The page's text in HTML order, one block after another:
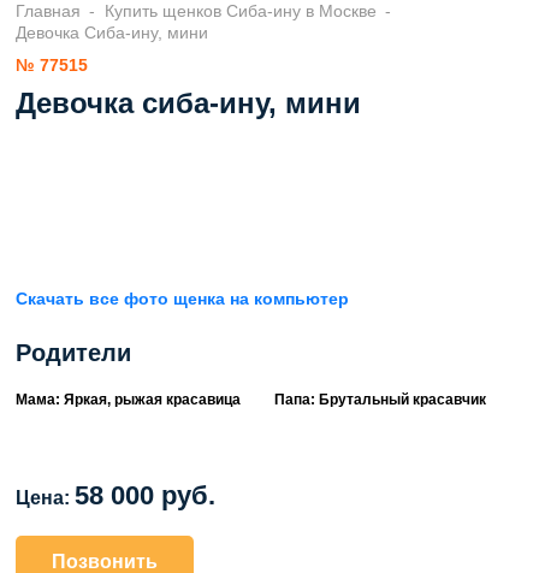
Главная
Купить щенков Сиба-ину в Москве
Девочка Сиба-ину, мини
№ 77515
Девочка сиба-ину, мини
Скачать все фото щенка на компьютер
Родители
Мама: Яркая, рыжая красавица Папа: Брутальный красавчик
Цена:58 000 руб.
Позвонить